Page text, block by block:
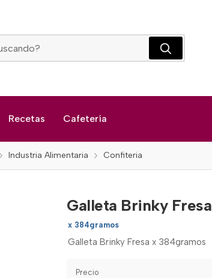
Recetas Cafetería
Industria Alimentaria Confiteria
Galleta Brinky Fresa
x 384gramos
Galleta Brinky Fresa x 384gramos
Precio